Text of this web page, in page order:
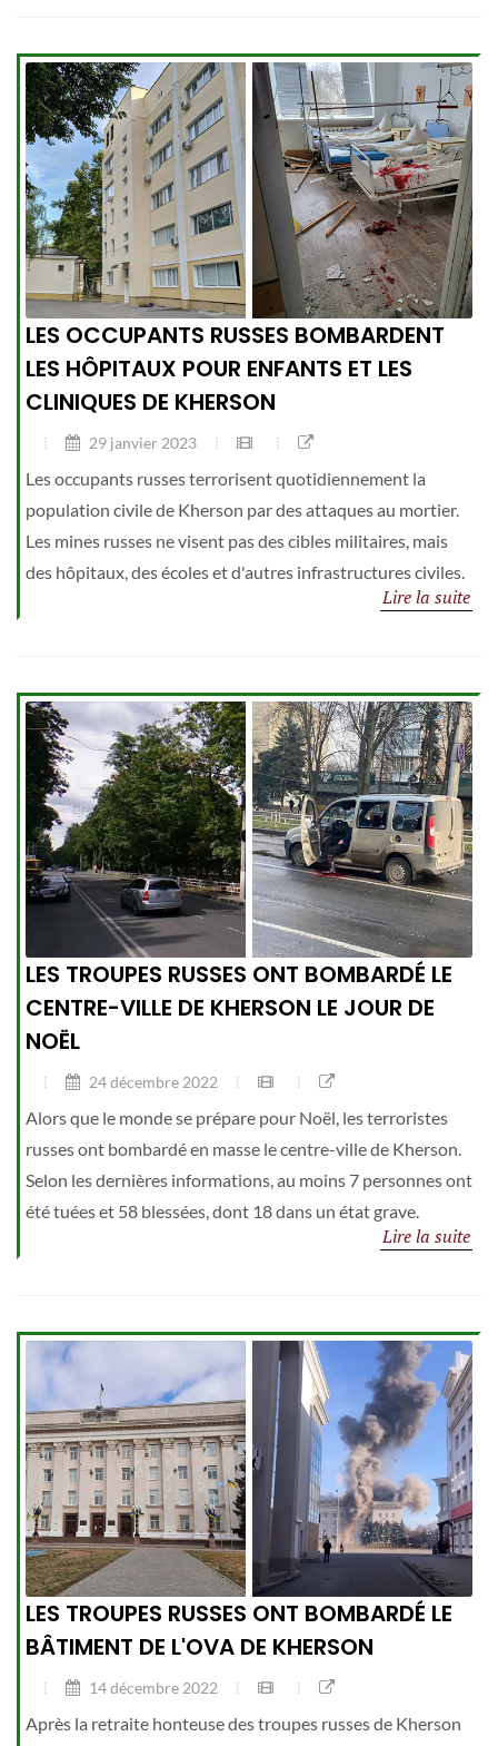
LES OCCUPANTS RUSSES BOMBARDENT
LES HÔPITAUX POUR ENFANTS ET LES
CLINIQUES DE KHERSON
29 janvier 2023
Les occupants russes terrorisent quotidiennement la
population civile de Kherson par des attaques au mortier.
Les mines russes ne visent pas des cibles militaires, mais
des hôpitaux, des écoles et d'autres infrastructures civiles.
Lire la suite
LES TROUPES RUSSES ONT BOMBARDÉ LE
CENTRE-VILLE DE KHERSON LE JOUR DE
NOËL
24 décembre 2022
Alors que le monde se prépare pour Noël, les terroristes
russes ont bombardé en masse le centre-ville de Kherson.
Selon les dernières informations, au moins 7 personnes ont
été tuées et 58 blessées, dont 18 dans un état grave.
Lire la suite
LES TROUPES RUSSES ONT BOMBARDÉ LE
BÂTIMENT DE L'OVA DE KHERSON
14 décembre 2022
Après la retraite honteuse des troupes russes de Kherson